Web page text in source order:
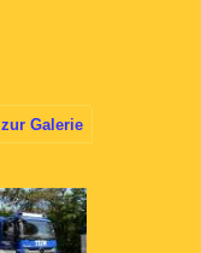
zur Galerie